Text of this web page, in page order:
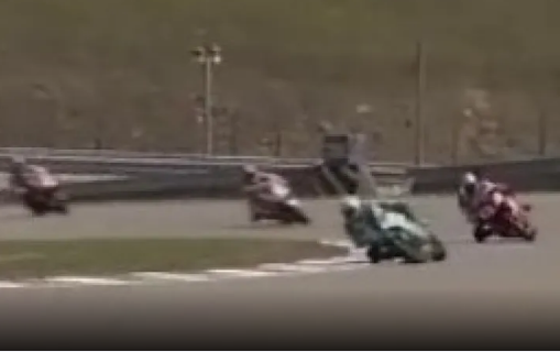
Futsal
Golf
Gymnastika
Parasport
Plavání
Plážový volejbal
Vodní slalom
Volejbal
Ostatní